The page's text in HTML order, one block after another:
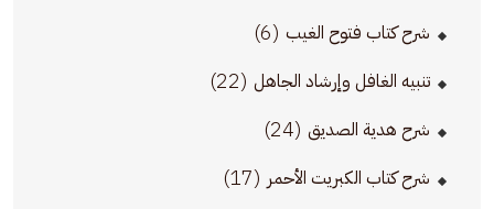
شرح كتاب فتوح الغيب (6)
تنبيه الغافل وإرشاد الجاهل (22)
شرح هدية الصديق (24)
شرح كتاب الكبريت الأحمر (17)